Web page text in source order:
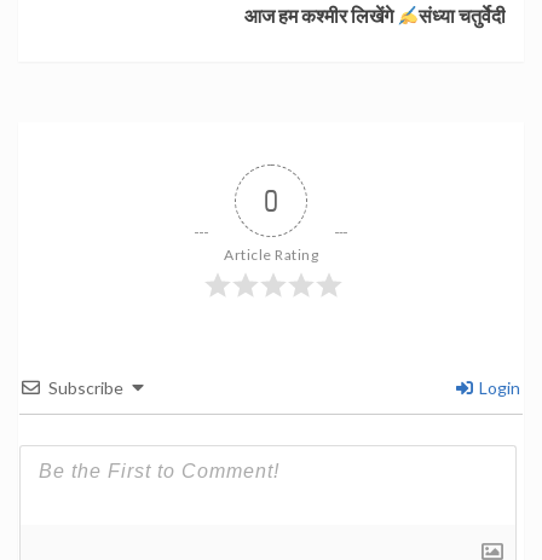
आज हम कश्मीर लिखेंगे
संध्या चतुर्वेदी
0
Article Rating
Subscribe Login